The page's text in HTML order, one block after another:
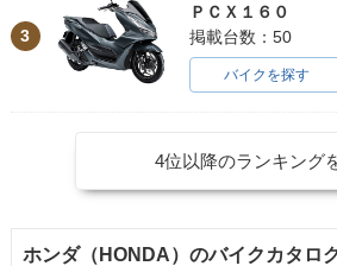
3
ＰＣＸ１６０
掲載台数：50
バイクを探す
4位以降のランキング
ホンダ（HONDA）のバイクカタロ